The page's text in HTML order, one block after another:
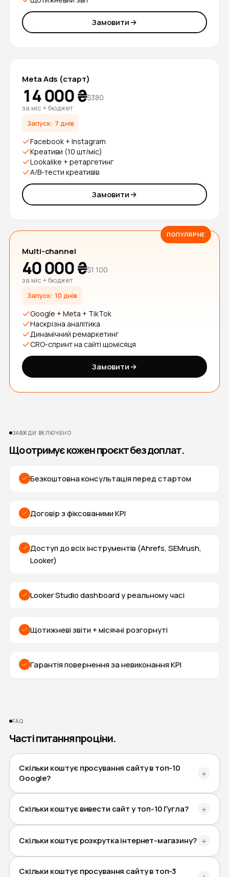
Замовити
Meta Ads (старт)
14 000 ₴$380
за міс + бюджет
Запуск: 7 днів
Facebook + Instagram
Креативи (10 шт/міс)
Lookalike + ретаргетинг
A/B-тести креативів
Замовити
ПОПУЛЯРНЕ
Multi-channel
40 000 ₴$1 100
за міс + бюджет
Запуск: 10 днів
Google + Meta + TikTok
Наскрізна аналітика
Динамічний ремаркетинг
CRO-спринт на сайті щомісяця
Замовити
ЗАВЖДИ ВКЛЮЧЕНО
Що отримує кожен проєкт без доплат.
Безкоштовна консультація перед стартом
Договір з фіксованими KPI
Доступ до всіх інструментів (Ahrefs, SEMrush,
Looker)
Looker Studio dashboard у реальному часі
Щотижневі звіти + місячні розгорнуті
Гарантія повернення за невиконання KPI
FAQ
Часті питання про ціни.
Скільки коштує просування сайту в топ-10
Google?
＋
Скільки коштує вивести сайт у топ-10 Гугла? ＋
Скільки коштує розкрутка інтернет-магазину? ＋
Скільки коштує просування сайту в топ-3